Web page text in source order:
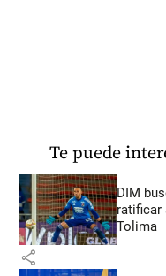
Te puede
DIM
ratificar
Tolima
share